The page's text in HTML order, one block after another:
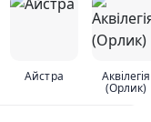
Айстра Аквілегія
(Орлик)